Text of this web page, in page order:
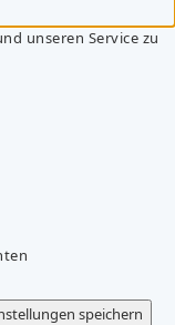
unseren Service zu
speichern